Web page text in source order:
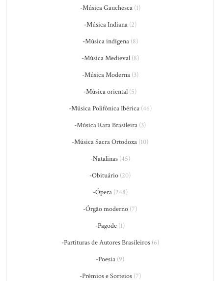
-Música Gauchesca(1)
-Música Indiana(2)
-Música indígena(8)
-Música Medieval(8)
-Música Moderna(3)
-Música oriental (5)
-Música Polifônica Ibérica(46)
-Música Rara Brasileira (3)
-Música Sacra Ortodoxa (10)
-Natalinas(45)
-Obituário (20)
-Ópera(248)
-Órgão moderno (7)
-Pagode (1)
-Partituras de Autores Brasileiros(6)
-Poesia (9)
-Prêmios e Sorteios(7)